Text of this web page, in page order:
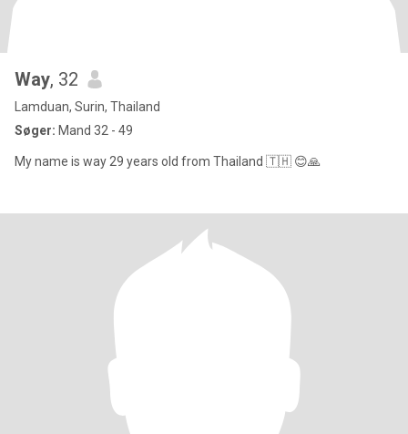
Way, 32
Lamduan, Surin, Thailand
Søger: Mand 32 - 49
My name is way 29 years old from Thailand 🇹🇭 😊🙏